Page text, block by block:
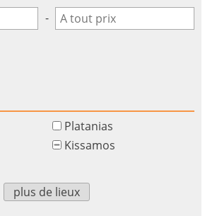
-
Platanias
Kissamos
plus de lieux
Unités